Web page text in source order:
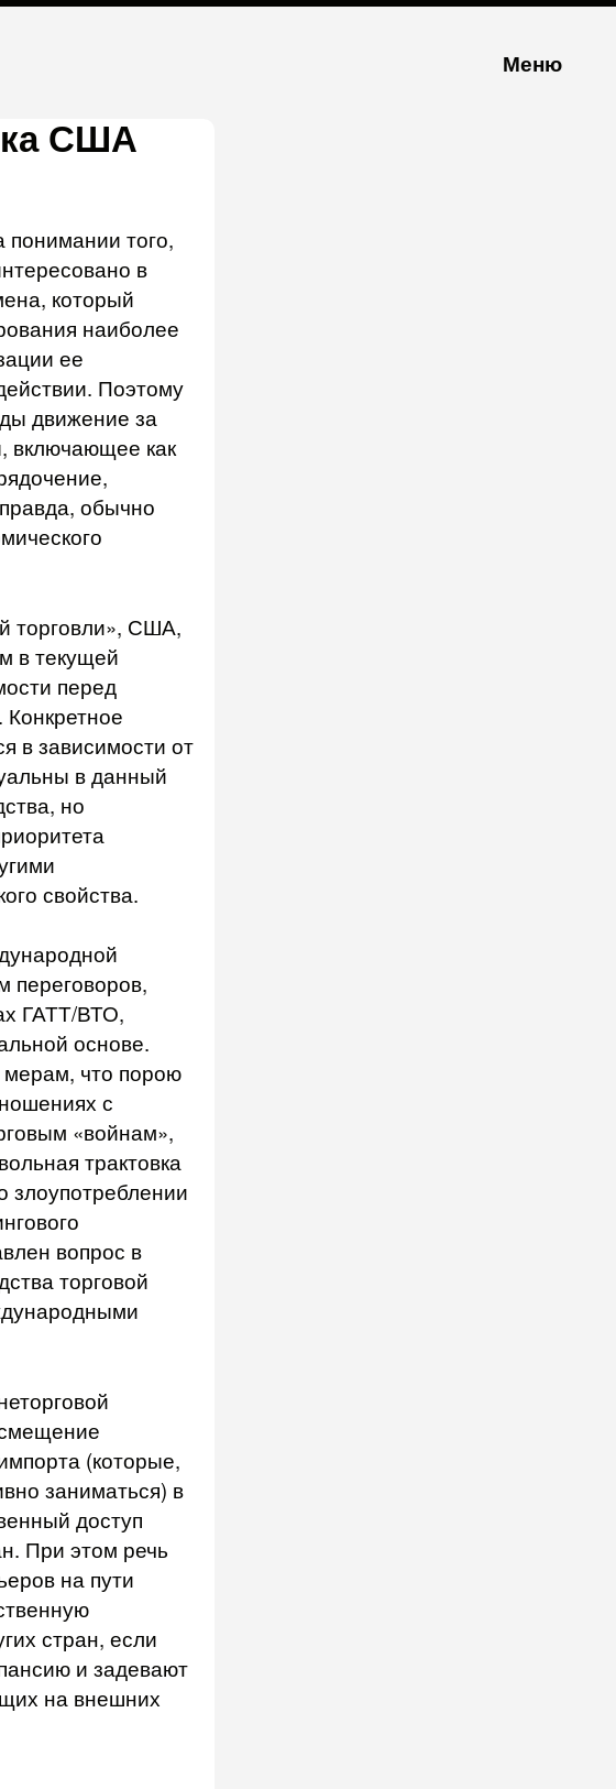
Меню
США
того,
в
который
наиболее
ее
Поэтому
движение за
включающее как
обычно
торговли», США,
в текущей
перед
в зависимости от
в данный
но
свойства.
переговоров,
ГАТТ/ВТО,
основе.
что порою
с
«войнам»,
трактовка
вопрос в
торговой
(которые,
заниматься) в
доступ
При этом речь
на пути
стран, если
и задевают
на внешних